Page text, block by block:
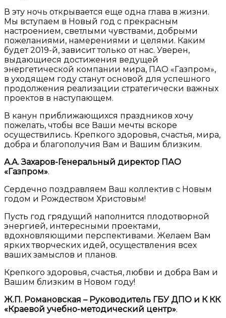
В эту ночь открывается еще одна глава в жизни.
Мы вступаем в Новый год с прекрасным
настроением, светлыми чувствами, добрыми
пожеланиями, намерениями и целями. Каким
будет 2019-й, зависит только от нас. Уверен,
выдающиеся достижения ведущей
энергетической компании мира, ПАО «Газпром»,
в уходящем году станут основой для успешного
продолжения реализации стратегически важных
проектов в наступающем.
В канун приближающихся праздников хочу
пожелать, чтобы все Ваши мечты вскоре
осуществились. Крепкого здоровья, счастья, мира,
добра и благополучия Вам и Вашим близким.
А.А. Захаров-Генеральный директор ПАО
«Газпром».
Сердечно поздравляем Ваш коллектив с Новым
годом и Рождеством Христовым!
Пусть год грядущий наполнится плодотворной
энергией, интересными проектами,
вдохновляющими перспективами. Желаем Вам
ярких творческих идей, осуществления всех
ваших замыслов и планов.
Крепкого здоровья, счастья, любви и добра Вам и
Вашим близким в Новом году!
Ж.П. Романовская – Руководитель ГБУ ДПО и К КК
«Краевой учебно-методический центр».